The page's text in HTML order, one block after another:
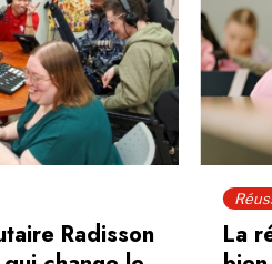
Radisson
La